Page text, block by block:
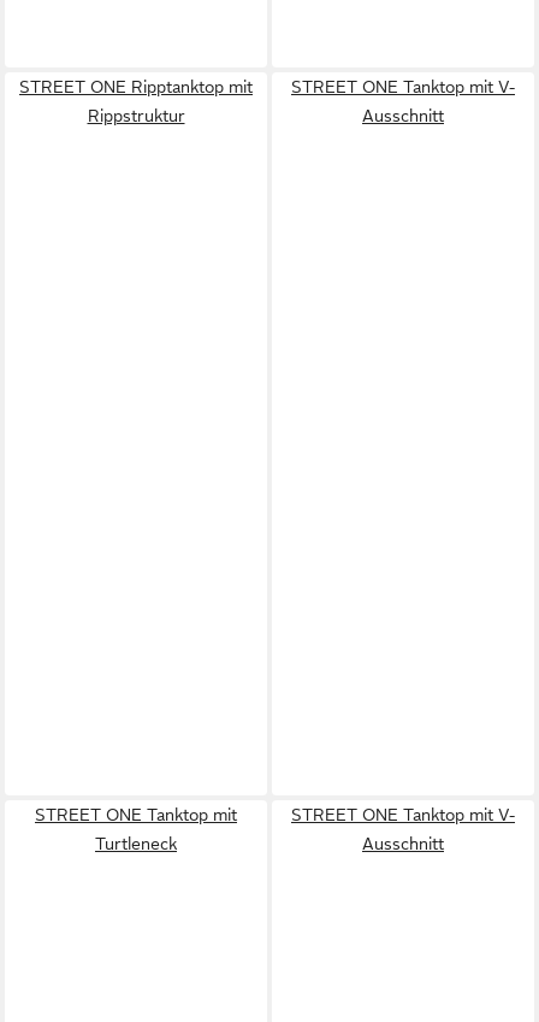
STREET ONE Ripptanktop mit
Rippstruktur
STREET ONE Tanktop mit V-
Ausschnitt
STREET ONE Tanktop mit
Turtleneck
STREET ONE Tanktop mit V-
Ausschnitt